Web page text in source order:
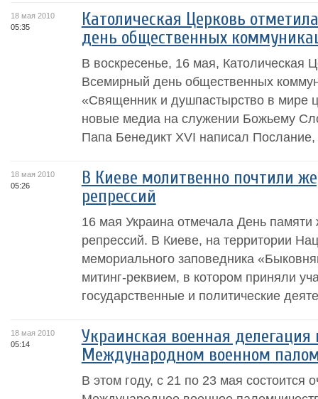
18 мая 2010
05:35
Католическая Церковь
день общественных
В воскресенье, 16 мая, Католическая
Всемирный день общественных
«Священник и душпастырство в мире
новые медиа на служении Божьему
Папа Бенедикт XVI написал Послание,
18 мая 2010
05:26
В Киеве молитвенно почтили
репрессий
16 мая Украина отмечала День памяти
репрессий. В Киеве, на территории
мемориального заповедника
митинг-реквием, в котором приняли
государственные и политические
18 мая 2010
05:14
Украинская военная
Международном военном
В этом году, с 21 по 23 мая состоится